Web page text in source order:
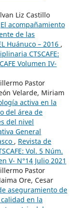
Liz Castillo
El acompañamiento
de las
Huánuco – 2016 ,
CTSCAFE:
Volumen IV-
Pastor
Velarde, Miriam
activa en la
del área de
del nivel
General
, Revista de
Vol. 5 Núm.
V- N°14 Julio 2021
Pastor
Ore, Cesar
aseguramiento de
en la